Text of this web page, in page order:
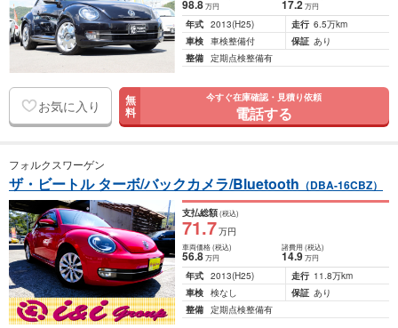
98.8万円 17.2 万円
年式 2013(H25) 走行 6.5万km
車検 車検整備付 保証 あり
整備 定期点検整備有
お気に入り 無
料
今すぐ在庫確認・見積り依頼
電話する
フォルクスワーゲン
ザ・ビートル ターボ/バックカメラ/Bluetooth （DBA-16CBZ）
支払総額(税込)
71.7万円
車両価格(税込)
56.8万円
諸費用 (税込)
14.9 万円
年式 2013(H25) 走行 11.8万km
車検 検なし 保証 あり
整備 定期点検整備有